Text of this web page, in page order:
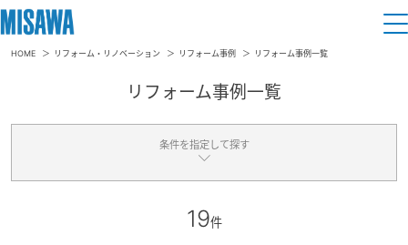
建てる
HOME リフォーム・リノベーション リフォーム事例 リフォーム事例一覧
リフォーム事例一覧
条件を指定して探す
建物タイプ
19件